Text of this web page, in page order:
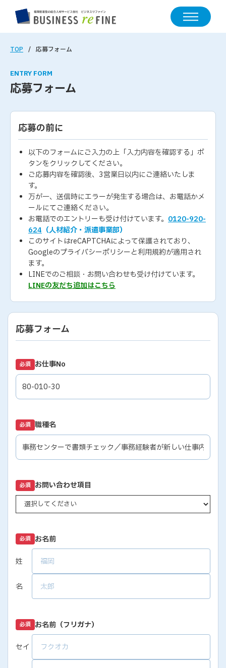
TOP 応募フォーム
ENTRY FORM
応募フォーム
応募の前に
以下のフォームにご入力の上「入力内容を確認する」ボ
タンをクリックしてください。
ご応募内容を確認後、3営業日以内にご連絡いたしま
す。
万が一、送信時にエラーが発生する場合は、お電話かメ
ールにてご連絡ください。
お電話でのエントリーも受け付けています。 0120-920-
624 （人材紹介・派遣事業部）
このサイトはreCAPTCHAによって保護されており、
Googleのプライバシーポリシーと利用規約が適用され
ます。
LINEでのご相談・お問い合わせも受け付けています。
LINEの友だち追加はこちら
応募フォーム
必須 お仕事No
必須 職種名
必須 お問い合わせ項目
必須 お名前
姓
名
必須 お名前（フリガナ）
セイ